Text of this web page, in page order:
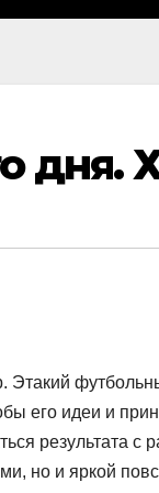
дня.
Этакий
его идеи и
результата с
но и яркой